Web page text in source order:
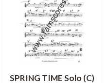
SPRING TIME Solo (C)